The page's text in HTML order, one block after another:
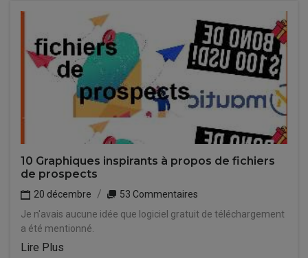
10 Graphiques inspirants à propos de fichiers
de prospects
20 décembre
53 Commentaires
Je n'avais aucune idée que logiciel gratuit de téléchargement
a été mentionné.
Lire Plus